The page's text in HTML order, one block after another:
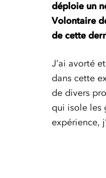
déploie un
Volontaire
de cette
J’ai avorté
dans cette
de divers
qui isole les
expérience,